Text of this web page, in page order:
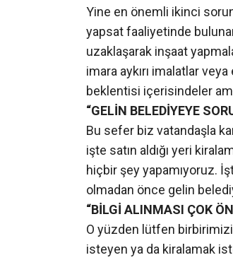
Yine en önemli ikinci sorun
yapsat faaliyetinde
uzaklaşarak inşaat
imara aykırı imalatlar
beklentisi içerisindeler
“GELİN BELEDİYEYE
Bu sefer biz vatandaşla
işte satın aldığı yeri
hiçbir şey yapamıyoruz.
olmadan önce gelin
“BİLGİ ALINMASI ÇOK
O yüzden lütfen
isteyen ya da kiralamak